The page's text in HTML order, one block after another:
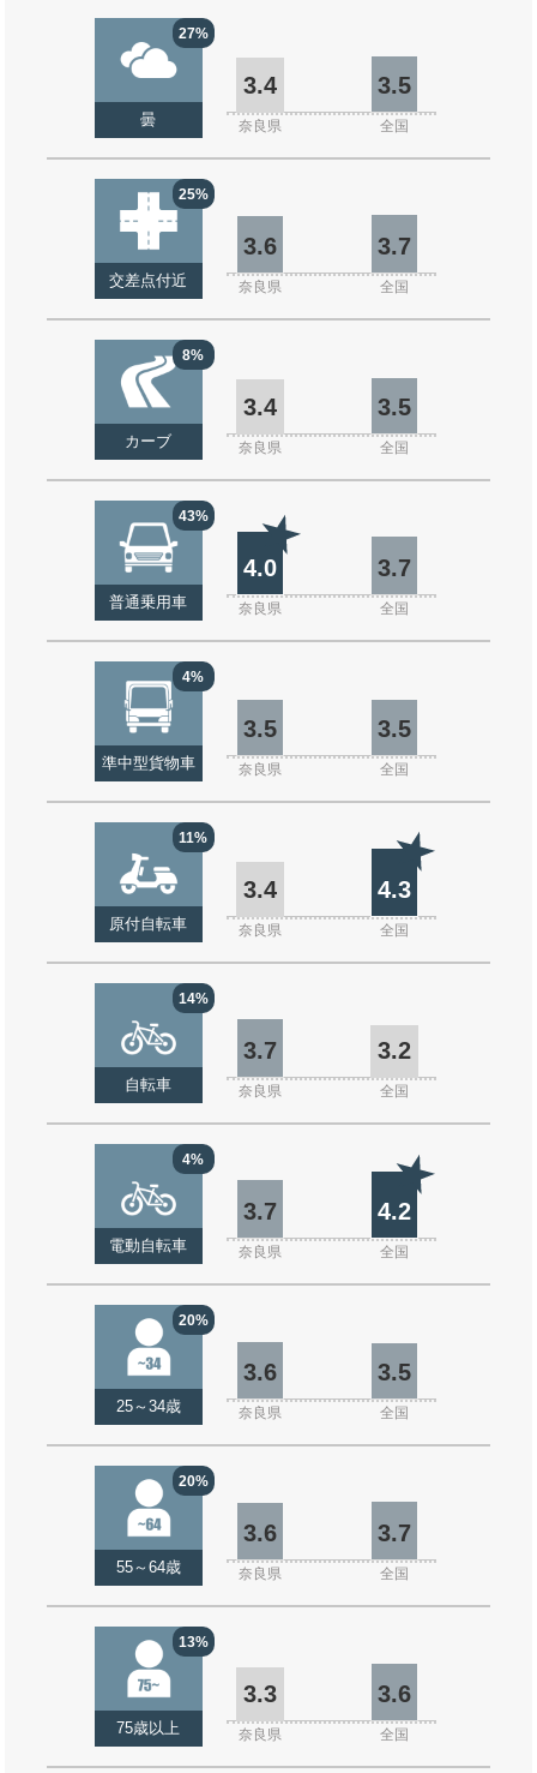
27%
曇
3.4 3.5
奈良県 全国
25%
交差点付近
3.6 3.7
奈良県 全国
8%
カーブ
3.4 3.5
奈良県 全国
43%
普通乗用車
4.0 3.7
奈良県 全国
4%
準中型貨物車
3.5 3.5
奈良県 全国
11%
原付自転車
3.4 4.3
奈良県 全国
14%
自転車
3.7 3.2
奈良県 全国
4%
電動自転車
3.7 4.2
奈良県 全国
20%
25～34歳
3.6 3.5
奈良県 全国
20%
55～64歳
3.6 3.7
奈良県 全国
13%
75歳以上
3.3 3.6
奈良県 全国